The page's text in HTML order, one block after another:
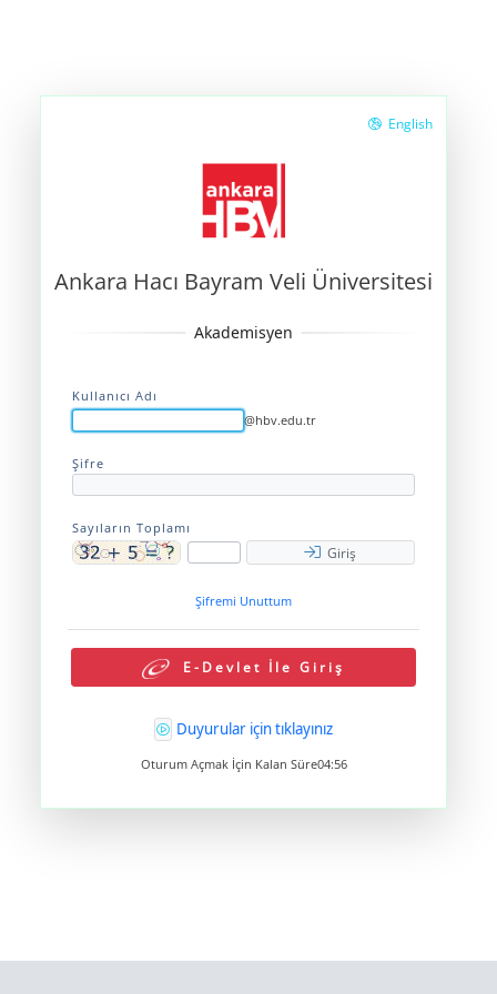
English
Ankara Hacı Bayram Veli Üniversitesi
Kullanıcı Adı
@hbv.edu.tr
Şifre
Sayıların Toplamı
Giriş
Şifremi Unuttum
E-Devlet İle Giriş
Duyurular için tıklayınız
Oturum Açmak İçin Kalan Süre04:56